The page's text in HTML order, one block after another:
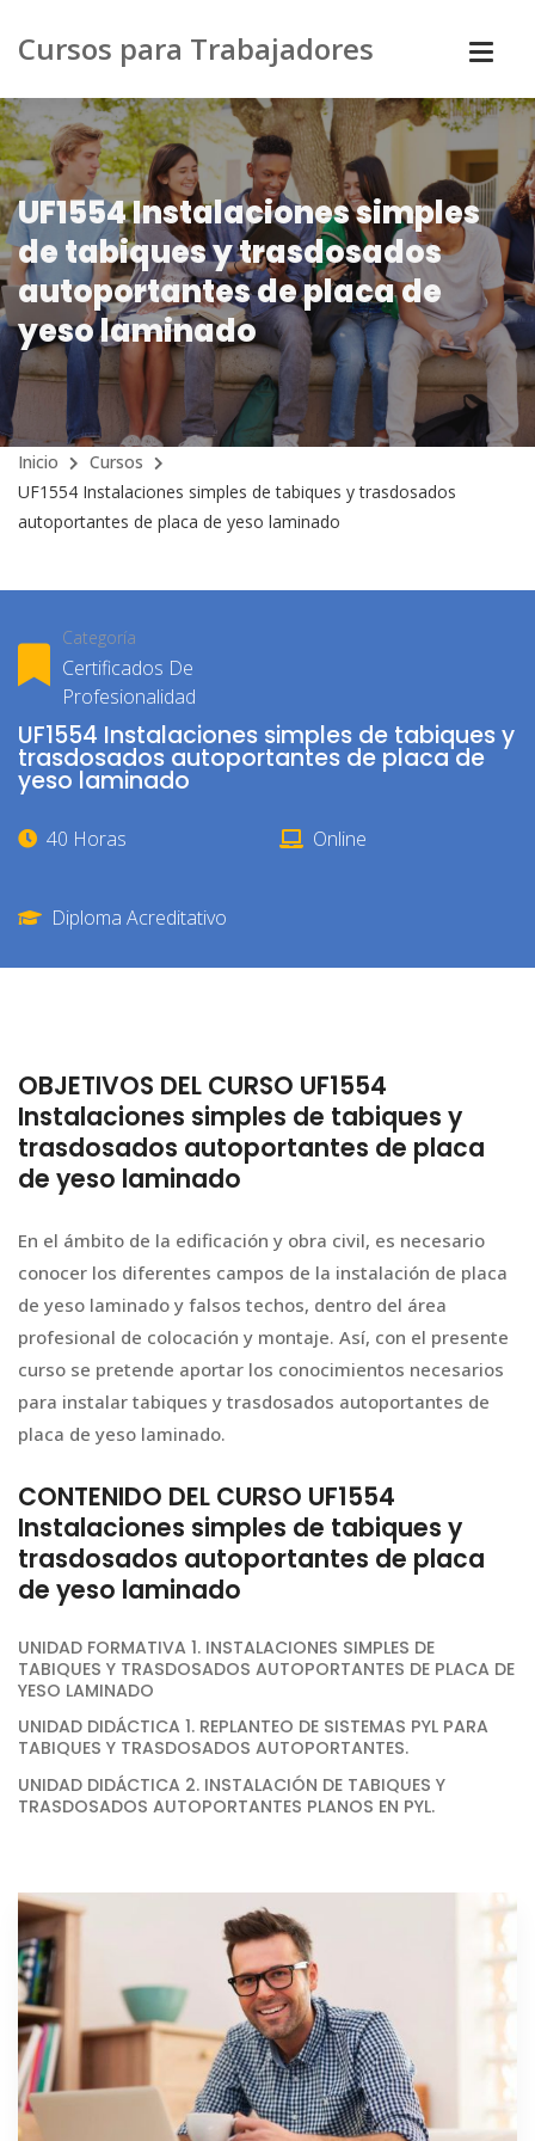
Cursos para Trabajadores
UF1554 Instalaciones simples
de tabiques y trasdosados
autoportantes de placa de
yeso laminado
Inicio
Cursos
UF1554 Instalaciones simples de tabiques y trasdosados
autoportantes de placa de yeso laminado
Categoría
Certificados De
Profesionalidad
UF1554 Instalaciones simples de tabiques y
trasdosados autoportantes de placa de
yeso laminado
40 Horas Online
Diploma Acreditativo
OBJETIVOS DEL CURSO UF1554
Instalaciones simples de tabiques y
trasdosados autoportantes de placa
de yeso laminado
En el ámbito de la edificación y obra civil, es necesario
conocer los diferentes campos de la instalación de placa
de yeso laminado y falsos techos, dentro del área
profesional de colocación y montaje. Así, con el presente
curso se pretende aportar los conocimientos necesarios
para instalar tabiques y trasdosados autoportantes de
placa de yeso laminado.
CONTENIDO DEL CURSO UF1554
Instalaciones simples de tabiques y
trasdosados autoportantes de placa
de yeso laminado
UNIDAD FORMATIVA 1. INSTALACIONES SIMPLES DE
TABIQUES Y TRASDOSADOS AUTOPORTANTES DE PLACA DE
YESO LAMINADO
UNIDAD DIDÁCTICA 1. REPLANTEO DE SISTEMAS PYL PARA
TABIQUES Y TRASDOSADOS AUTOPORTANTES.
UNIDAD DIDÁCTICA 2. INSTALACIÓN DE TABIQUES Y
TRASDOSADOS AUTOPORTANTES PLANOS EN PYL.